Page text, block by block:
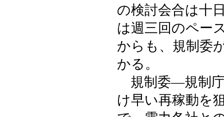
の検討会合は十
は週三回のペー
からも、規制委
かる。
規制委―規制庁
け早い再稼動を